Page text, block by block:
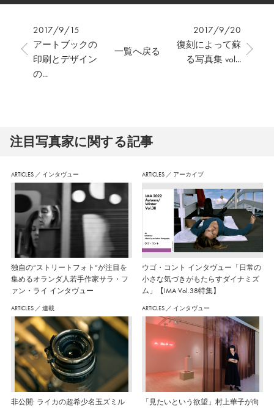
2017/9/15
アートブックの
印刷とデザイン
の...
2017/9/20
復刻によって蘇
る写真集 vol...
一覧へ戻る
注⽬写真家に関する記事
ARTICLES ／ インタヴュー
独自の“ストリートフォト”が注目を
集めるオランダ人若手作家サラ・フ
ァン・ライ インタヴュー
ARTICLES ／ アーカイブ
ウゴ・コント インタヴュー「日常の
小さな気づきがもたらすダイナミズ
ム」【IMA Vol.38特集】
ARTICLES ／ 連載
非公開: ライカの超希少名玉ズミル
ARTICLES ／ インタヴュー
「見たいという欲望」村上華子が向